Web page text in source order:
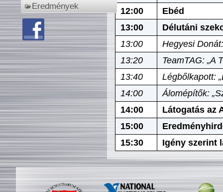
Eredmények
12:00
Ebéd
13:00
Délutáni
13:00
Hegyesi
13:20
TeamTAG: „A
13:40
Légbőlkapott:
14:00
Álomépítők:
14:00
Látogatás az
15:00
15:30
Igény szerint